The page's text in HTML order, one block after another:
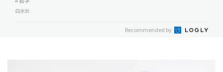
白水社
Recommended by